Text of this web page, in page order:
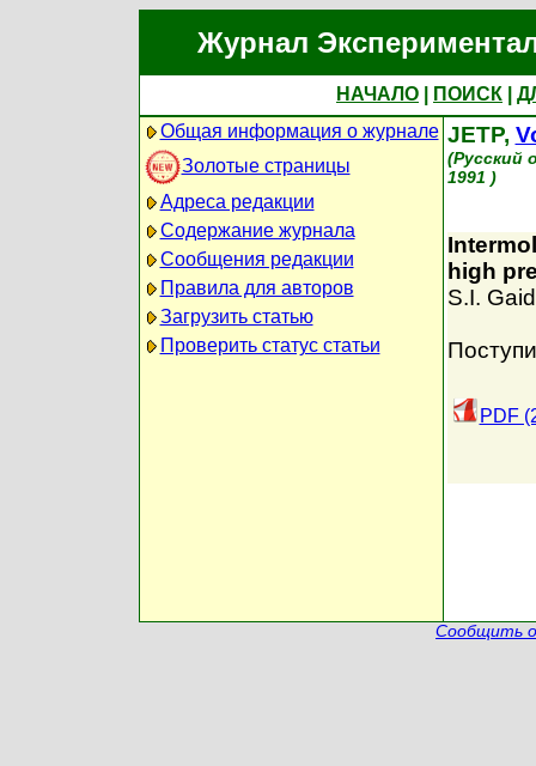
Журнал
НАЧАЛО ПОИСК
Общая информация о журнале
Золотые страницы
Адреса редакции
Содержание журнала
Сообщения редакции
Правила для авторов
Загрузить статью
Проверить статус статьи
JETP,
(Русский
1991 )
high
S.I.
PDF
Сообщить о